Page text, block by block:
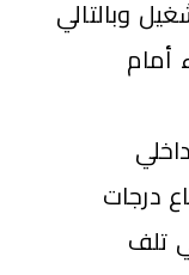
وبالتالي
أمام
درجات
تلف